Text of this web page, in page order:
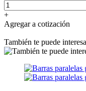
+
Agregar a cotización
También te puede